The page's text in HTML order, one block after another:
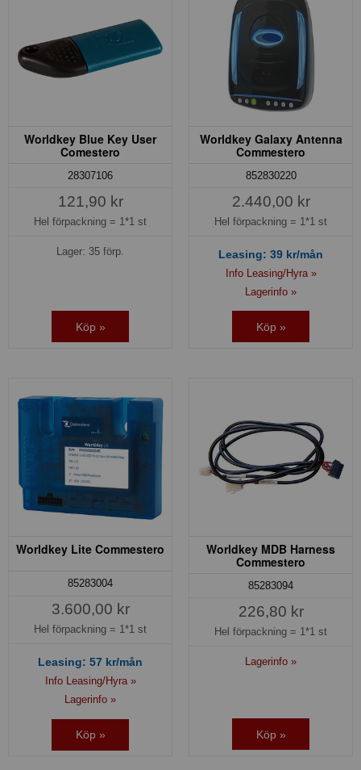
Worldkey Blue Key User
Comestero
28307106
121,90 kr
Hel förpackning = 1*1 st
Lager: 35 förp.
Köp »
Worldkey Galaxy Antenna
Commestero
852830220
2.440,00 kr
Hel förpackning = 1*1 st
Leasing: 39 kr/mån
Info Leasing/Hyra »
Lagerinfo »
Köp »
Worldkey Lite Commestero
85283004
3.600,00 kr
Hel förpackning = 1*1 st
Leasing: 57 kr/mån
Info Leasing/Hyra »
Lagerinfo »
Köp »
Worldkey MDB Harness
Commestero
85283094
226,80 kr
Hel förpackning = 1*1 st
Lagerinfo »
Köp »